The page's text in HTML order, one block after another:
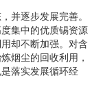
并逐步发展完善。
集中的优质锡资源
却不断加强。对含
烟尘的回收利用，
落实发展循环经